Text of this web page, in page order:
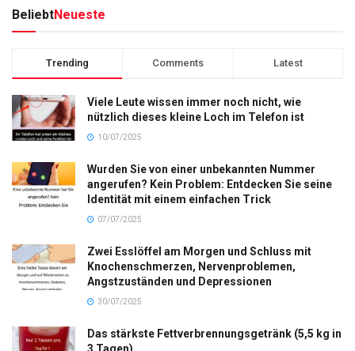
BeliebtNeueste
Trending Comments Latest
Viele Leute wissen immer noch nicht, wie
nützlich dieses kleine Loch im Telefon ist
10/07/2025
Wurden Sie von einer unbekannten Nummer
angerufen? Kein Problem: Entdecken Sie seine
Identität mit einem einfachen Trick
07/07/2025
Zwei Esslöffel am Morgen und Schluss mit
Knochenschmerzen, Nervenproblemen,
Angstzuständen und Depressionen
30/07/2025
Das stärkste Fettverbrennungsgetränk (5,5 kg in